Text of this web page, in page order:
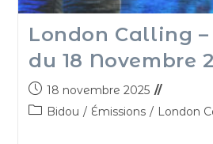
London Calling –
du 18 Novembre
18 novembre 2025
Bidou / Émissions / London